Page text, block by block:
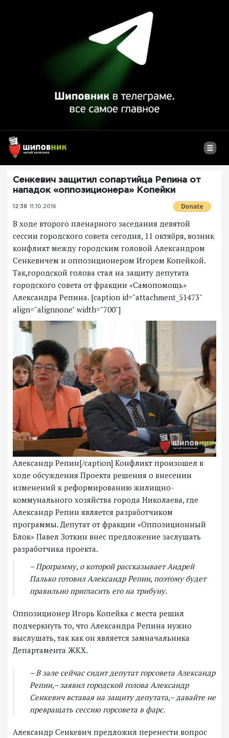
Сенкевич защитил сопартийца Репина от
нападок «оппозиционера» Копейки
12:38 11.10.2016
В ходе второго пленарного заседания девятой
сессии городского совета сегодня, 11 октября, возник
конфликт между городским головой Александром
Сенкевичем и оппозиционером Игорем Копейкой.
Так,городской голова стал на защиту депутата
городского совета от фракции «Самопомощь»
Александра Репина. [caption id="attachment_51473"
align="alignnone" width="700"]
Александр Репин[/caption] Конфликт произошел в
ходе обсуждения Проекта решения о внесении
изменений к реформированию жилищно-
коммунального хозяйства города Николаева, где
Александр Репин является разработчиком
программы. Депутат от фракции «Оппозиционный
Блок» Павел Зоткин внес предложение заслушать
разработчика проекта.
– Программу, о которой рассказывает Андрей
Палько готовил Александр Репин, поэтому будет
правильно пригласить его на трибуну.
Оппозиционер Игорь Копейка с места решил
подчеркнуть то, что Александра Репина нужно
выслушать, так как он является замначальника
Департамента ЖКХ.
– В зале сейчас сидит депутат горсовета Александр
Репин,– заявил городской голова Александр
Сенкевич вставая на защиту депутата,– давайте не
превращать сессию горсовета в фарс.
Александр Сенкевич предложил перенести вопрос